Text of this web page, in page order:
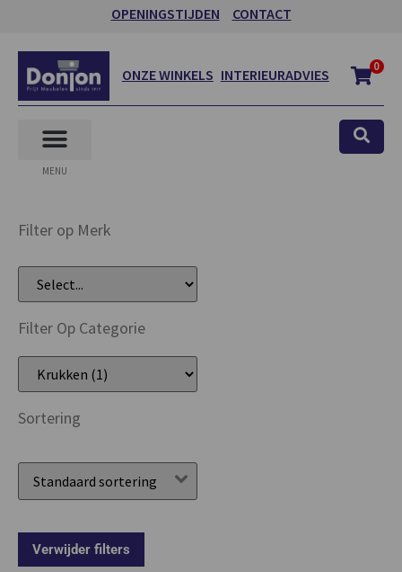
OPENINGSTIJDEN CONTACT
ONZE WINKELS INTERIEURADVIES 0
MENU
Filter op Merk
Filter Op Categorie
Sortering
Verwijder filters